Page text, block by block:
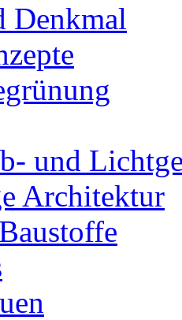
Denkmal
und
Architektur